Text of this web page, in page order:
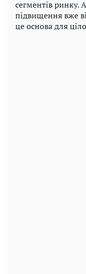
сегментів ринку.
підвищення вже
це основа для